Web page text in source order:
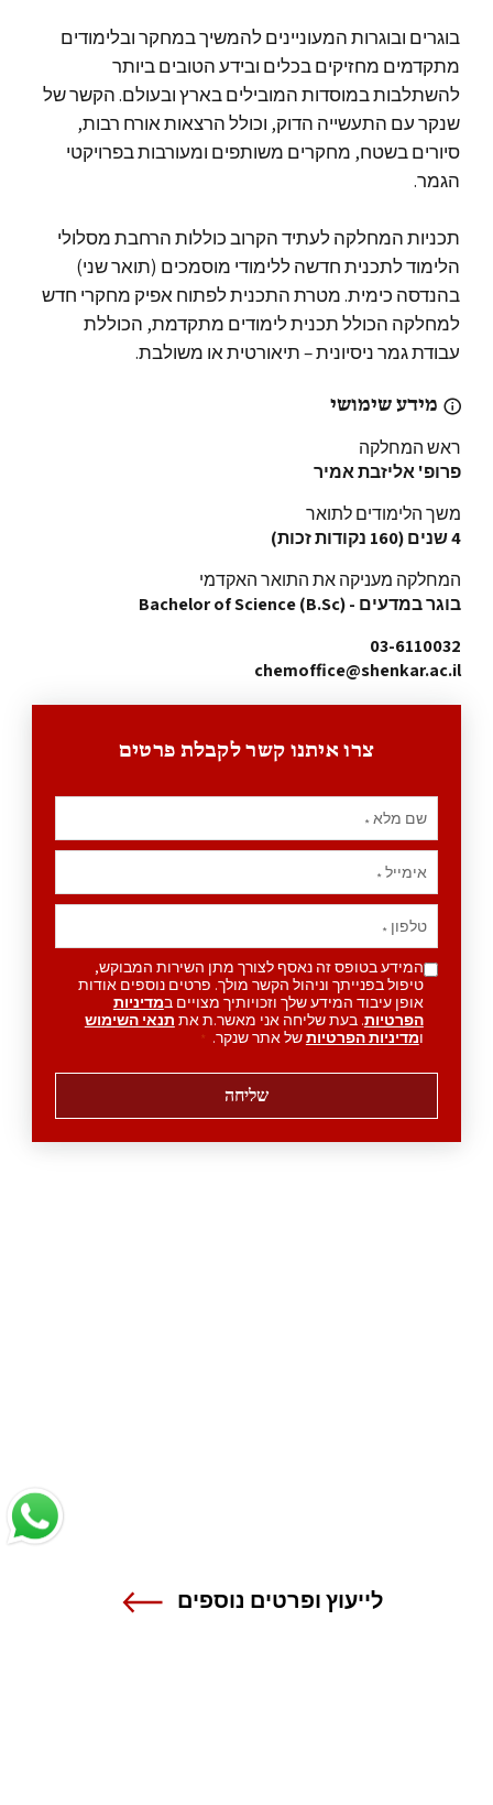
בוגרים ובוגרות המעוניינים להמשיך במחקר ובלימודים
מתקדמים מחזיקים בכלים ובידע הטובים ביותר
להשתלבות במוסדות המובילים בארץ ובעולם. הקשר של
שנקר עם התעשייה הדוק, וכולל הרצאות אורח רבות,
סיורים בשטח, מחקרים משותפים ומעורבות בפרויקטי
הגמר.
תכניות המחלקה לעתיד הקרוב כוללות הרחבת מסלולי
הלימוד לתכנית חדשה ללימודי מוסמכים (תואר שני)
בהנדסה כימית. מטרת התכנית לפתוח אפיק מחקרי חדש
למחלקה הכולל תכנית לימודים מתקדמת, הכוללת
עבודת גמר ניסיונית – תיאורטית או משולבת.
מידע שימושי
ראש המחלקה
פרופ' אליזבת אמיר
משך הלימודים לתואר
4 שנים (160 נקודות זכות)
המחלקה מעניקה את התואר האקדמי
בוגר במדעים - Bachelor of Science (B.Sc)
03-6110032
chemoffice@shenkar.ac.il
צרו איתנו קשר לקבלת פרטים
שם מלא*
אימייל*
טלפון *
המידע בטופס זה נאסף לצורך מתן השירות המבוקש,
טיפול בפנייתך וניהול הקשר מולך. פרטים נוספים אודות
אופן עיבוד המידע שלך וזכויותיך מצויים במדיניות
הפרטיות. בעת שליחה אני מאשר.ת את תנאי השימוש
ומדיניות הפרטיותשל אתר שנקר. *
שליחה
לייעוץ ופרטים נוספים